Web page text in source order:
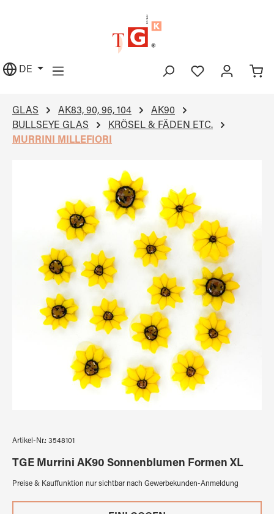
DE
GLAS AK83, 90, 96, 104
AK90
BULLSEYE GLAS
KRÖSEL & FÄDEN ETC.
MURRINI MILLEFIORI
Artikel-Nr.: 3548101
TGE Murrini AK90 Sonnenblumen Formen XL
Preise & Kauffunktion nur sichtbar nach Gewerbekunden-Anmeldung